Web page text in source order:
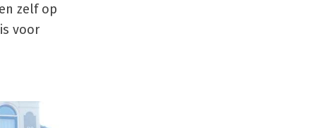
zelf op
voor